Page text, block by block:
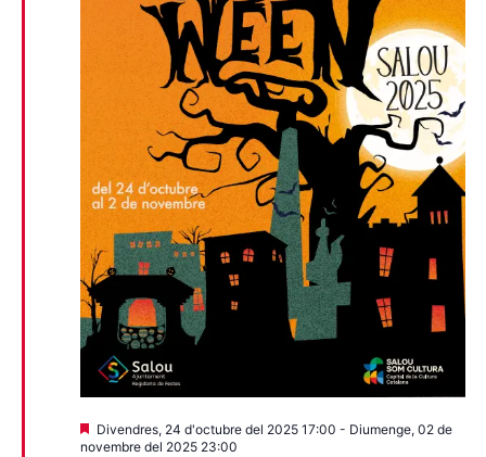
Destacats
Divendres, 24 d'octubre del 2025 17:00 - Diumenge, 02 de
novembre del 2025 23:00